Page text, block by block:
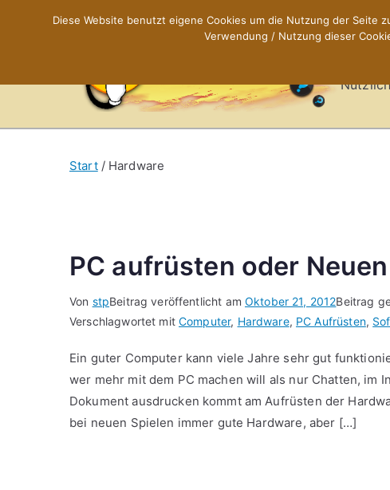
X-
Start Hardware
PC aufrüsten oder
Von stpBeitrag veröffentlicht am Oktober 21, 2012Beitrag
Verschlagwortet mitComputer, Hardware, PC Aufrüsten,
Ein guter Computer kann viele Jahre sehr gut
wer mehr mit dem PC machen will als nur Chatten, im
Dokument ausdrucken kommt am Aufrüsten der
bei neuen Spielen immer gute Hardware, aber […]
Diese Website benutzt eigene Cookies um die Nutzung der Seite
Verwendung / Nutzung dieser